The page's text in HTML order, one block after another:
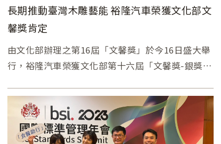
長期推動臺灣木雕藝能 裕隆汽車榮獲文化部文
馨獎肯定
由文化部辦理之第16屆「文馨獎」於今16日盛大舉
行，裕隆汽車榮獲文化部第十六屆「文馨獎-銀獎」
文化觀光局辦理「臺灣國際木雕競賽」200萬元，
並於競賽中設立「裕隆木雕創新獎」、「裕隆木雕
薪傳獎」兩獎項，共計獎金60萬元，贊助至今已邁